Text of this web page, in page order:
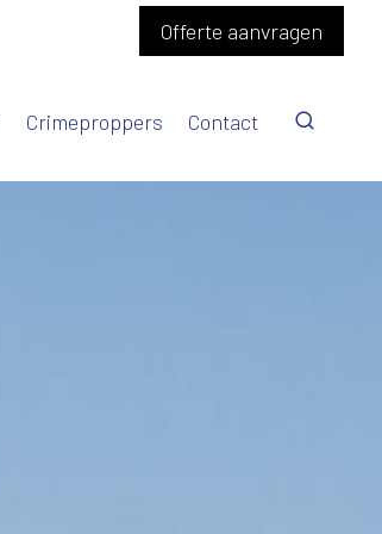
Offerte aanvragen
Crimeproppers Contact